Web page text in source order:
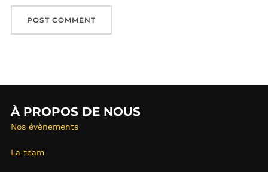
À PROPOS DE NOUS
Nos évènements
La team